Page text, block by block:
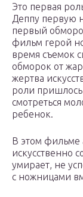
Это первая
Деппу первую
первый
фильм герой
время съемок
обморок от
жертва
роли пришлось
смотреться
ребенок.
В этом фильме
искусственно
умирает, не
с ножницами